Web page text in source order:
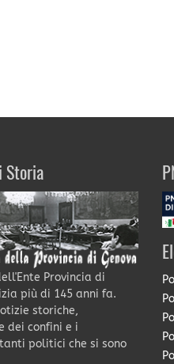
Storia
Provincia di
più di 145 anni fa.
storiche,
dei confini e i
politici che si sono